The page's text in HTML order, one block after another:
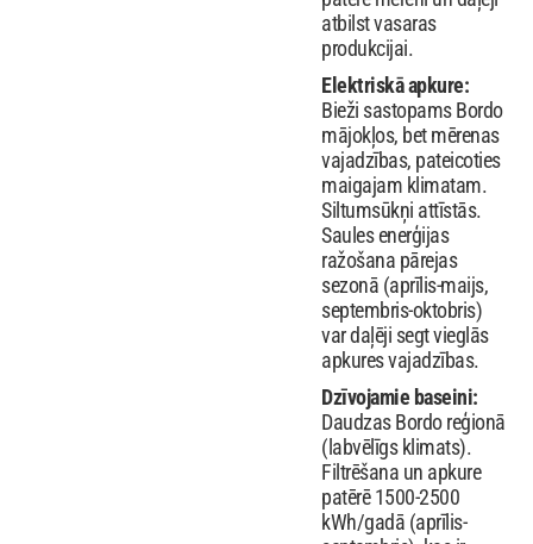
atbilst vasaras
produkcijai.
Elektriskā apkure:
Bieži sastopams Bordo
mājokļos, bet mērenas
vajadzības, pateicoties
maigajam klimatam.
Siltumsūkņi attīstās.
Saules enerģijas
ražošana pārejas
sezonā (aprīlis-maijs,
septembris-oktobris)
var daļēji segt vieglās
apkures vajadzības.
Dzīvojamie baseini:
Daudzas Bordo reģionā
(labvēlīgs klimats).
Filtrēšana un apkure
patērē 1500-2500
kWh/gadā (aprīlis-